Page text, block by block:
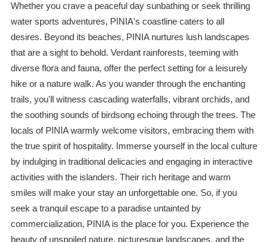
Whether you crave a peaceful day sunbathing or seek thrilling
water sports adventures, PINIA's coastline caters to all
desires. Beyond its beaches, PINIA nurtures lush landscapes
that are a sight to behold. Verdant rainforests, teeming with
diverse flora and fauna, offer the perfect setting for a leisurely
hike or a nature walk. As you wander through the enchanting
trails, you'll witness cascading waterfalls, vibrant orchids, and
the soothing sounds of birdsong echoing through the trees. The
locals of PINIA warmly welcome visitors, embracing them with
the true spirit of hospitality. Immerse yourself in the local culture
by indulging in traditional delicacies and engaging in interactive
activities with the islanders. Their rich heritage and warm
smiles will make your stay an unforgettable one. So, if you
seek a tranquil escape to a paradise untainted by
commercialization, PINIA is the place for you. Experience the
beauty of unspoiled nature, picturesque landscapes, and the